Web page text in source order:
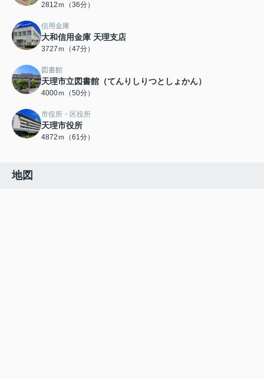
2812ｍ（36分）
信用金庫
大和信用金庫 天理支店
3727ｍ（47分）
図書館
天理市立図書館（てんりしりつとしょかん）
4000ｍ（50分）
市役所・区役所
天理市役所
4872ｍ（61分）
地図